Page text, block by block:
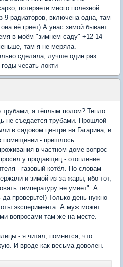
потеряете много полезной
радиаторов, включена одна, там
её греет) А унас зимой бывает
в моём "зимнем саду" +12-14
там я не меряла.
сделала, лучше один раз
чесать локти
трубами, а тёплым полом? Тепло
не съедается трубами. Прошлой
в садовом центре на Гагарина, и
помещении - пришлось
в частном доме вопрос
у продавщиц - отопление
- газовый котёл. По словам
и зимой из-за жары, ибо тот,
температуру не умеет". А
проверьте!) Только день нужно
эксперимента. А муж может
вопросами там же на месте.
- я читал, помнится, что
И вроде как весьма доволен.